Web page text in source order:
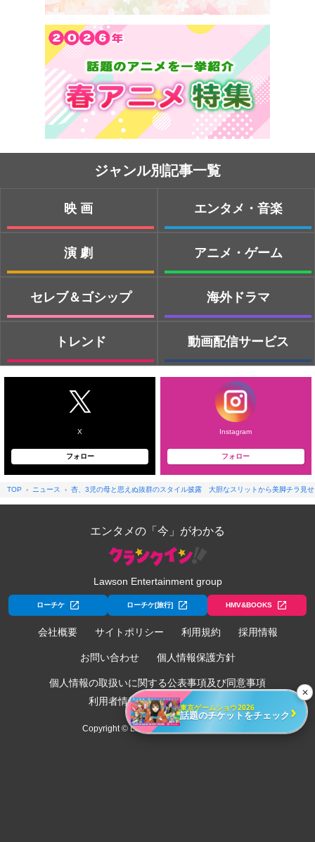
ジャンル別記事一覧
映画
演劇
セレブ＆ゴシップ
トレンド
エンタメ・音楽
アニメ・ゲーム
海外ドラマ
動画配信サービス
X
フォロー
Instagram
フォロー
TOP ニュース 杏、3児の母と思えぬ抜群のスタイル披露 大胆なスリットから美脚チラ見せ
エンタメの「今」がわかる
Lawson Entertainment group
ローチケ ローチケ[旅行] HMV&BOOKS
会社概要 サイトポリシー 利用規約 採用情報
お問い合わせ 個人情報保護方針
個人情報の取扱いに関する公表事項及び同意事項
利用者情報の外部送信について
Copyright © Lawson Entertainment, Inc.
✕
東京ゲームショウ2026
話題のチケットをチェック ›